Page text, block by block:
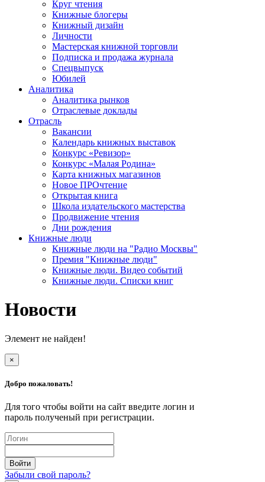
Круг чтения
Книжные блогеры
Книжный дизайн
Личности
Мастерская книжной торговли
Подписка и продажа журнала
Спецвыпуск
Юбилей
Аналитика
Аналитика рынков
Отраслевые доклады
Отрасль
Вакансии
Календарь книжных выставок
Конкурс «Ревизор»
Конкурс «Малая Родина»
Карта книжных магазинов
Новое ПРОчтение
Открытая книга
Школа издательского мастерства
Продвижение чтения
Дни рождения
Книжные люди
Книжные люди на "Радио Москвы"
Премия "Книжные люди"
Книжные люди. Видео событий
Книжные люди. Списки книг
Новости
Элемент не найден!
×
Добро пожаловать!
Для того чтобы войти на сайт введите логин и
пароль полученый при регистрации.
Забыли свой пароль?